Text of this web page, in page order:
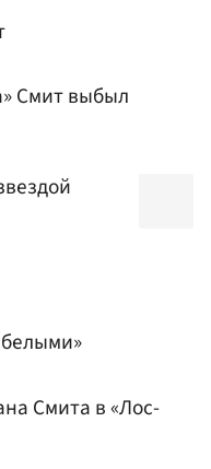
Смит выбыл
Смита в «Лос-